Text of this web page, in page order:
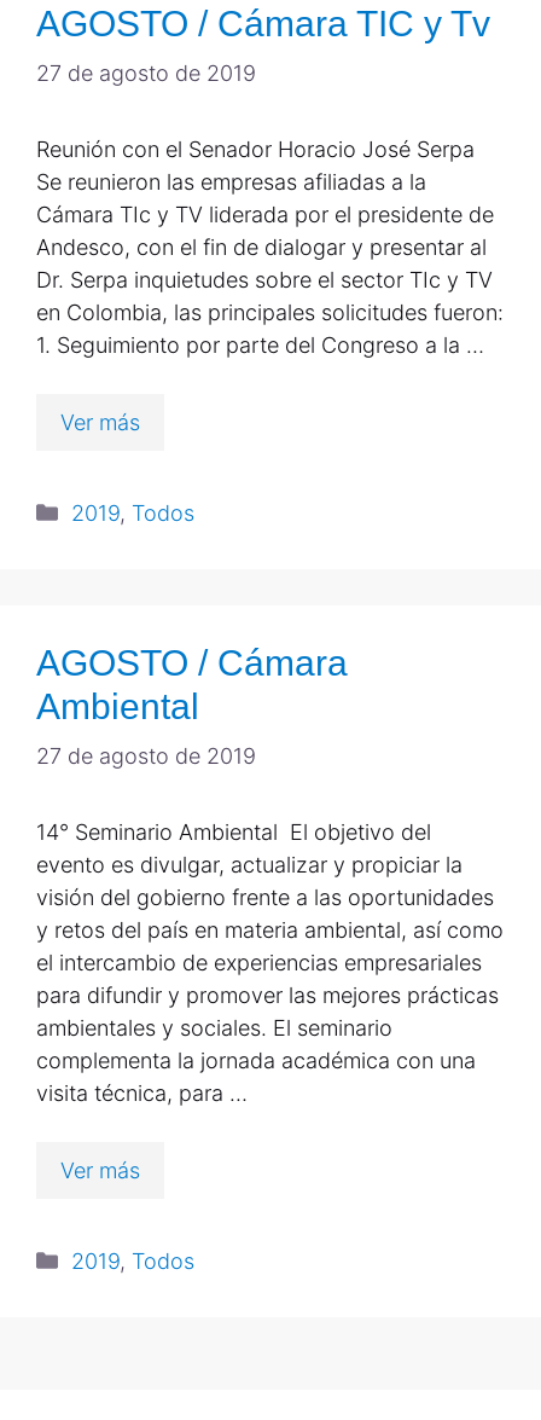
AGOSTO / Cámara TIC y Tv
27 de agosto de 2019
Reunión con el Senador Horacio José Serpa
Se reunieron las empresas afiliadas a la
Cámara TIc y TV liderada por el presidente de
Andesco, con el fin de dialogar y presentar al
Dr. Serpa inquietudes sobre el sector TIc y TV
en Colombia, las principales solicitudes fueron:
1. Seguimiento por parte del Congreso a la …
Ver más
2019, Todos
AGOSTO / Cámara
Ambiental
27 de agosto de 2019
14° Seminario Ambiental El objetivo del
evento es divulgar, actualizar y propiciar la
visión del gobierno frente a las oportunidades
y retos del país en materia ambiental, así como
el intercambio de experiencias empresariales
para difundir y promover las mejores prácticas
ambientales y sociales. El seminario
complementa la jornada académica con una
visita técnica, para …
Ver más
2019, Todos